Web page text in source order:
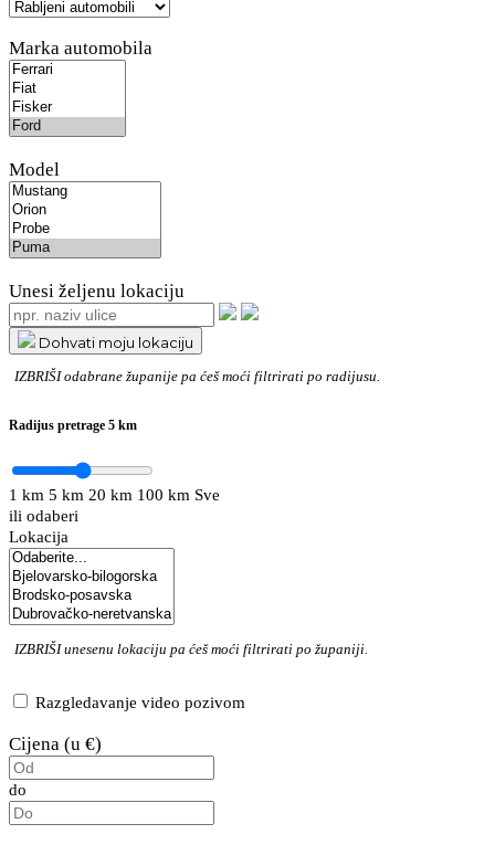
Marka automobila
Model
Unesi željenu lokaciju
Dohvati moju lokaciju
IZBRIŠIodabrane županije pa ćeš moći filtrirati po radijusu.
Radijus pretrage 5 km
1 km 5 km 20 km 100 km Sve
ili odaberi
Lokacija
IZBRIŠIunesenu lokaciju pa ćeš moći filtrirati po županiji.
Razgledavanje video pozivom
Cijena (u €)
do